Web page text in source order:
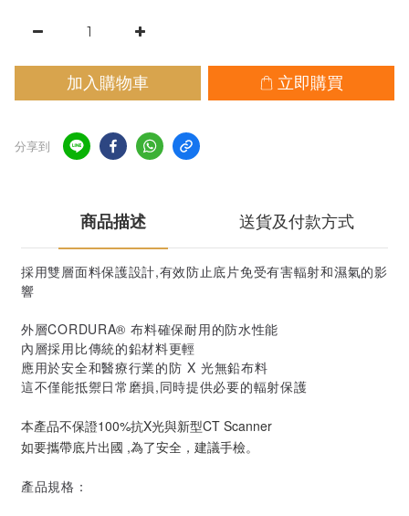
加入購物車 立即購買
分享到
商品描述 送貨及付款方式
採用雙層面料保護設計,有效防止底片免受有害輻射和濕氣的影
響
外層CORDURA® 布料確保耐用的防水性能
內層採用比傳統的鉛材料更輕
應用於安全和醫療行業的防 X 光無鉛布料
這不僅能抵禦日常磨損,同時提供必要的輻射保護
本產品不保證100%抗X光與新型CT Scanner
如要攜帶底片出國 ,為了安全，建議手檢。
產品規格：